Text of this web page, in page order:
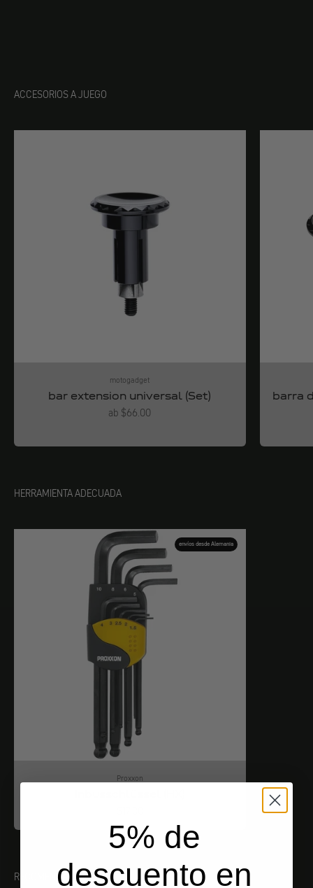
ACCESORIOS A JUEGO
motogadget
bar extension universal (Set)
Angebot
ab $66.00
barra
HERRAMIENTA ADECUADA
envíos desde Alemania
Proxxon
RECOMENDACIONES
5% de
descuento en